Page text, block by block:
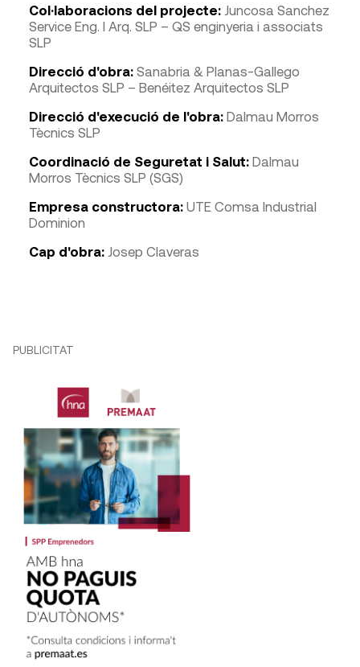
Col·laboracions del projecte: Juncosa Sanchez
Service Eng. I Arq. SLP – QS enginyeria i associats
SLP
Direcció d'obra: Sanabria & Planas-Gallego
Arquitectos SLP – Benéitez Arquitectos SLP
Direcció d'execució de l'obra: Dalmau Morros
Tècnics SLP
Coordinació de Seguretat i Salut: Dalmau
Morros Tècnics SLP (SGS)
Empresa constructora: UTE Comsa Industrial
Dominion
Cap d'obra: Josep Claveras
PUBLICITAT